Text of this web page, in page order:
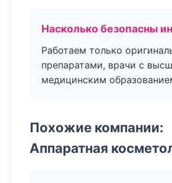
Насколько безопасны
Работаем только
препаратами, врачи с
медицинским
Похожие компании:
Аппаратная